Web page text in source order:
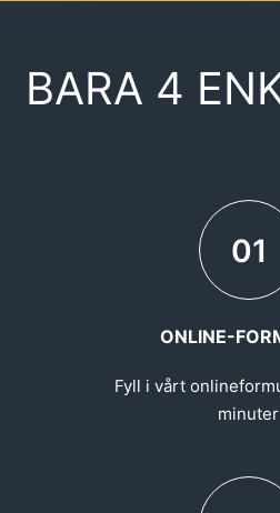
BARA 4
01
ONLINE-
Fyll i vårt
minuter